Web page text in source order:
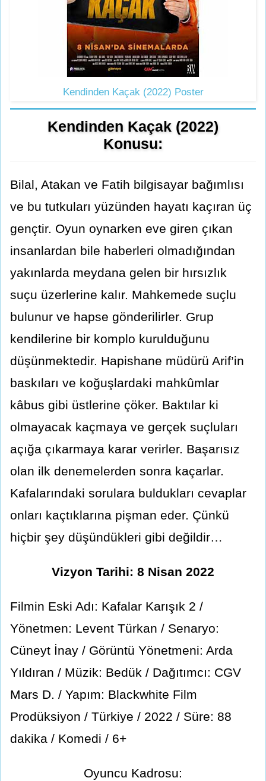
Kendinden Kaçak (2022) Poster
Kendinden Kaçak (2022)
Konusu:
Bilal, Atakan ve Fatih bilgisayar bağımlısı
ve bu tutkuları yüzünden hayatı kaçıran üç
gençtir. Oyun oynarken eve giren çıkan
insanlardan bile haberleri olmadığından
yakınlarda meydana gelen bir hırsızlık
suçu üzerlerine kalır. Mahkemede suçlu
bulunur ve hapse gönderilirler. Grup
kendilerine bir komplo kurulduğunu
düşünmektedir. Hapishane müdürü Arif’in
baskıları ve koğuşlardaki mahkûmlar
kâbus gibi üstlerine çöker. Baktılar ki
olmayacak kaçmaya ve gerçek suçluları
açığa çıkarmaya karar verirler. Başarısız
olan ilk denemelerden sonra kaçarlar.
Kafalarındaki sorulara buldukları cevaplar
onları kaçtıklarına pişman eder. Çünkü
hiçbir şey düşündükleri gibi değildir…
Vizyon Tarihi: 8 Nisan 2022
Filmin Eski Adı: Kafalar Karışık 2 /
Yönetmen: Levent Türkan / Senaryo:
Cüneyt İnay / Görüntü Yönetmeni: Arda
Yıldıran / Müzik: Bedük / Dağıtımcı: CGV
Mars D. / Yapım: Blackwhite Film
Prodüksiyon / Türkiye / 2022 / Süre: 88
dakika / Komedi / 6+
Oyuncu Kadrosu: